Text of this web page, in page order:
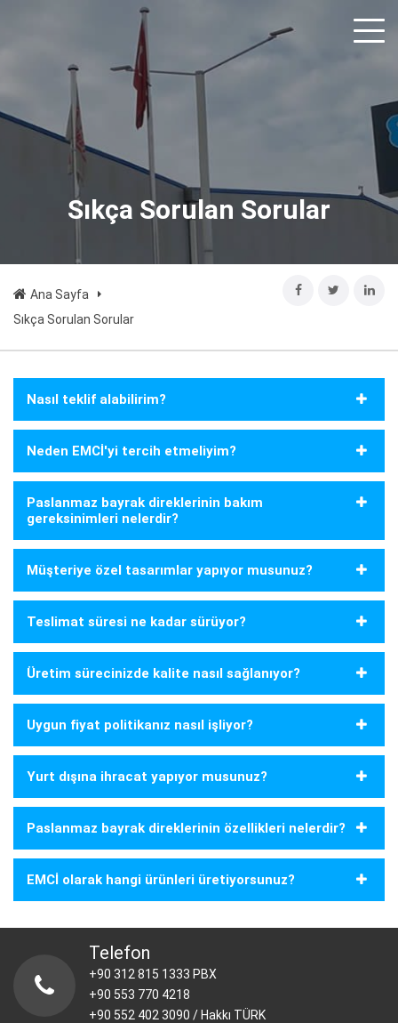
Sıkça Sorulan Sorular
Ana Sayfa
Sıkça Sorulan Sorular
Nasıl teklif alabilirim?
Neden EMCİ'yi tercih etmeliyim?
Paslanmaz bayrak direklerinin bakım
gereksinimleri nelerdir?
Müşteriye özel tasarımlar yapıyor musunuz?
Teslimat süresi ne kadar sürüyor?
Üretim sürecinizde kalite nasıl sağlanıyor?
Uygun fiyat politikanız nasıl işliyor?
Yurt dışına ihracat yapıyor musunuz?
Paslanmaz bayrak direklerinin özellikleri nelerdir?
EMCİ olarak hangi ürünleri üretiyorsunuz?
Telefon
+90 312 815 1333 PBX
+90 553 770 4218
+90 552 402 3090 / Hakkı TÜRK